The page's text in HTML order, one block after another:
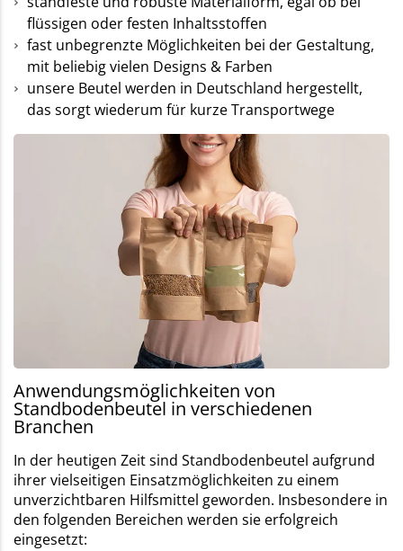
flüssigen oder festen Inhaltsstoffen
fast unbegrenzte Möglichkeiten bei der Gestaltung,
mit beliebig vielen Designs & Farben
unsere Beutel werden in Deutschland hergestellt,
das sorgt wiederum für kurze Transportwege
Anwendungsmöglichkeiten von
Standbodenbeutel in verschiedenen
Branchen
In der heutigen Zeit sind Standbodenbeutel aufgrund
ihrer vielseitigen Einsatzmöglichkeiten zu einem
unverzichtbaren Hilfsmittel geworden. Insbesondere in
den folgenden Bereichen werden sie erfolgreich
eingesetzt: